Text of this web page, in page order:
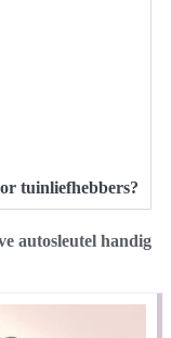
tuinliefhebbers?
autosleutel handig